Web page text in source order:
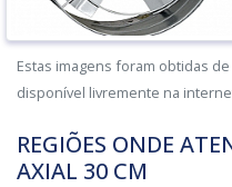
Estas imagens foram obtidas
disponível livremente na
REGIÕES ONDE
AXIAL 30 CM